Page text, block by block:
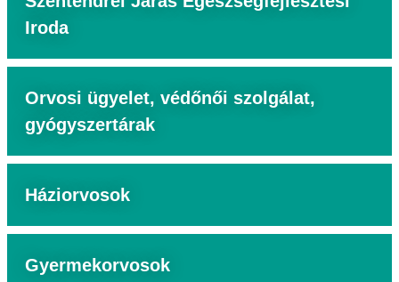
Iroda
Orvosi ügyelet, védőnői szolgálat,
gyógyszertárak
Háziorvosok
Gyermekorvosok